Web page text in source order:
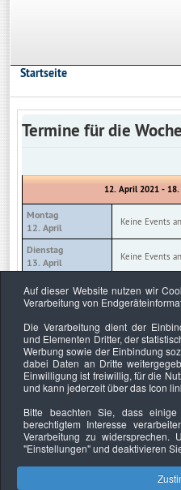
Startseite
Termine für die
12. April 2021 -
Montag
12. April
Keine Events
Dienstag
13. April
Keine Events
Mittwoch
14. April
Keine Events
15. April
Keine Events
Freitag
16. April
Keine Events
Samstag
Sonntag
18. April
Keine Events
Auf dieser Website nutzen wir
Verarbeitung von
Die Verarbeitung dient der
und Elementen Dritter, der
Werbung sowie der Einbindung
dabei Daten an Dritte
Einwilligung ist freiwillig, für die
und kann jederzeit über das Icon
Bitte beachten Sie, dass
berechtigtem Interesse
Verarbeitung zu
"Einstellungen"und deaktivieren